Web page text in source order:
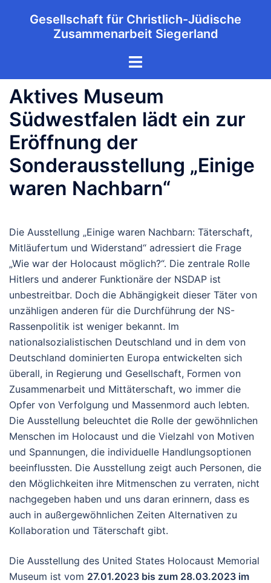
Gesellschaft für Christlich-Jüdische
Zusammenarbeit Siegerland
Menü
Aktives Museum
Südwestfalen lädt ein zur
Eröffnung der
Sonderausstellung „Einige
waren Nachbarn“
Die Ausstellung „Einige waren Nachbarn: Täterschaft,
Mitläufertum und Widerstand“ adressiert die Frage
„Wie war der Holocaust möglich?“. Die zentrale Rolle
Hitlers und anderer Funktionäre der NSDAP ist
unbestreitbar. Doch die Abhängigkeit dieser Täter von
unzähligen anderen für die Durchführung der NS-
Rassenpolitik ist weniger bekannt. Im
nationalsozialistischen Deutschland und in dem von
Deutschland dominierten Europa entwickelten sich
überall, in Regierung und Gesellschaft, Formen von
Zusammenarbeit und Mittäterschaft, wo immer die
Opfer von Verfolgung und Massenmord auch lebten.
Die Ausstellung beleuchtet die Rolle der gewöhnlichen
Menschen im Holocaust und die Vielzahl von Motiven
und Spannungen, die individuelle Handlungsoptionen
beeinflussten. Die Ausstellung zeigt auch Personen, die
den Möglichkeiten ihre Mitmenschen zu verraten, nicht
nachgegeben haben und uns daran erinnern, dass es
auch in außergewöhnlichen Zeiten Alternativen zu
Kollaboration und Täterschaft gibt.
Die Ausstellung des United States Holocaust Memorial
Museum ist vom 27.01.2023 bis zum 28.03.2023 im